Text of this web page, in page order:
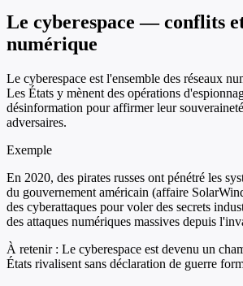
Le cyberespace — conflits
numérique
Le cyberespace est l'ensemble des réseaux
Les États y mènent des opérations
désinformation pour affirmer leur
adversaires.
Exemple
En 2020, des pirates russes ont pénétré les
du gouvernement américain (affaire
des cyberattaques pour voler des secrets
des attaques numériques massives depuis
À retenir : Le cyberespace est devenu un
États rivalisent sans déclaration de guerre